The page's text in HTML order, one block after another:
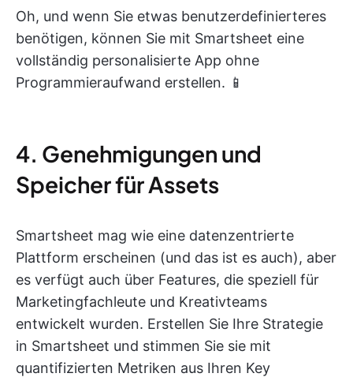
Oh, und wenn Sie etwas benutzerdefinierteres
benötigen, können Sie mit Smartsheet eine
vollständig personalisierte App ohne
Programmieraufwand erstellen. 📱
4. Genehmigungen und
Speicher für Assets
Smartsheet mag wie eine datenzentrierte
Plattform erscheinen (und das ist es auch), aber
es verfügt auch über Features, die speziell für
Marketingfachleute und Kreativteams
entwickelt wurden. Erstellen Sie Ihre Strategie
in Smartsheet und stimmen Sie sie mit
quantifizierten Metriken aus Ihren Key